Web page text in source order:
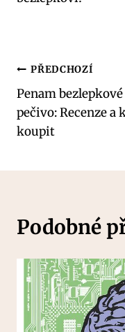
Navigace
pro
příspěvek
PŘEDCHOZÍ
Penam bezlepkové
pečivo: Recenze a
koupit
Podobné